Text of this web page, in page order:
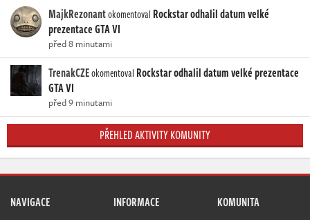
MajkRezonantokomentoval Rockstar odhalil datum velké
prezentace GTA VI
před 8 minutami
TrenakCZEokomentoval Rockstar odhalil datum velké prezentace
GTA VI
před 9 minutami
PŘEHLED AKTIVITY KOMUNITY
NAVIGACE INFORMACE KOMUNITA